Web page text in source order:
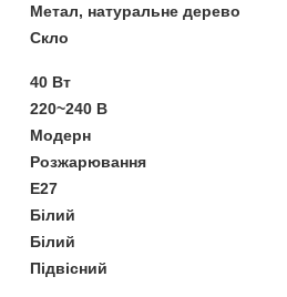
Метал, натуральне дерево
Скло
40 Вт
220~240 В
Модерн
Розжарювання
E27
Білий
Білий
Підвісний